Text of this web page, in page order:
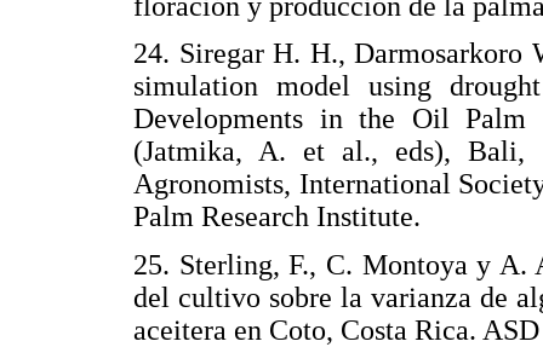
24. Siregar H. H., Darmosarkoro
simulation model using
Developments in the Oil Palm
(Jatmika, A. et al., eds), Bali,
Agronomists, International
Palm Research Institute.
25. Sterling, F., C. Montoya y
del cultivo sobre la varianza de
aceitera en Coto, Costa Rica.